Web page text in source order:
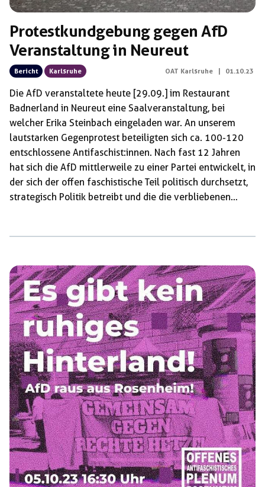
Protestkundgebung gegen AfD
Veranstaltung in Neureut
Bericht Karlsruhe OAT Karlsruhe 01.10.23
Die AfD veranstaltete heute [29.09.] im Restaurant
Badnerland in Neureut eine Saalveranstaltung, bei
welcher Erika Steinbach eingeladen war. An unserem
lautstarken Gegenprotest beteiligten sich ca. 100-120
entschlossene Antifaschist:innen. Nach fast 12 Jahren
hat sich die AfD mittlerweile zu einer Partei entwickelt, in
der sich der offen faschistische Teil politisch durchsetzt,
strategisch Politik betreibt und die die verbliebenen
Gruppen. Sie schafft es nach wie vor Bezugspunkt für
verschiedene rechte Strömungen zu sein, dient als
Verletzungsplattform und ist dadurch zunehmend besser
in […]